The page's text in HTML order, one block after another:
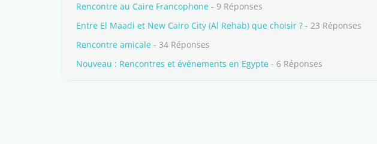
Rencontre au Caire Francophone - 9 Réponses
Entre El Maadi et New Cairo City (Al Rehab) que choisir ? - 23 Réponses
Rencontre amicale - 34 Réponses
Nouveau : Rencontres et événements en Egypte - 6 Réponses